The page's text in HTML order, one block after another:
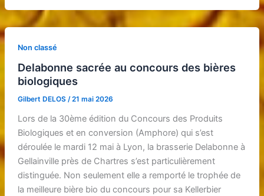
Non classé
Delabonne sacrée au concours des bières
biologiques
Gilbert DELOS /21 mai 2026
Lors de la 30ème édition du Concours des Produits
Biologiques et en conversion (Amphore) qui s’est
déroulée le mardi 12 mai à Lyon, la brasserie Delabonne à
Gellainville près de Chartres s’est particulièrement
distinguée. Non seulement elle a remporté le trophée de
la meilleure bière bio du concours pour sa Kellerbier